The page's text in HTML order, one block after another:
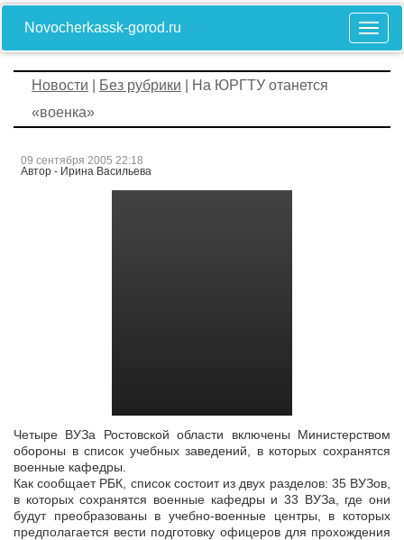
Novocherkassk-gorod.ru
Новости Без рубрики | На ЮРГТУ отанется
«военка»
09 сентября 2005 22:18
Автор - Ирина Васильева
Четыре ВУЗа Ростовской области включены Министерством
обороны в список учебных заведений, в которых сохранятся
военные кафедры.
Как сообщает РБК, список состоит из двух разделов: 35 ВУЗов,
в которыхсохранятся военные кафедры и 33 ВУЗа, где они
будут преобразованы в учебно-военные центры, в которых
предполагается вести подготовку офицеров для прохождения